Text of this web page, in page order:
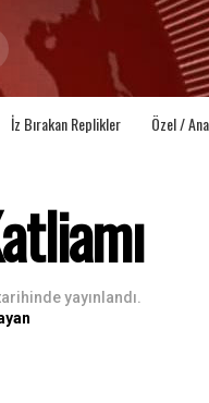
İz Bırakan Replikler Özel /
yayınlandı.